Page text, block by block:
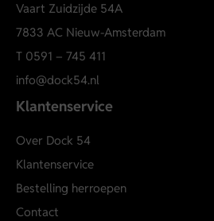
Vaart Zuidzijde 54A
7833 AC Nieuw-Amsterdam
T 0591 – 745 411
info@dock54.nl
Klantenservice
Over Dock 54
Klantenservice
Bestelling herroepen
Contact